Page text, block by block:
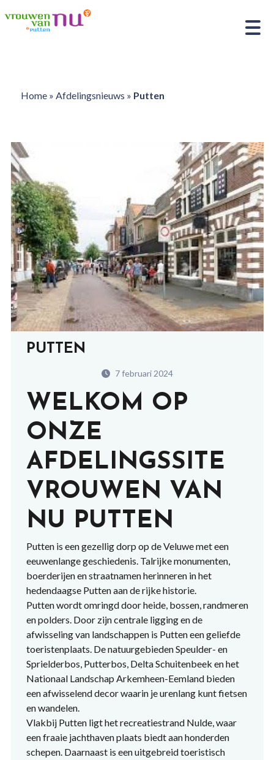
Home» Afdelingsnieuws » Putten
PUTTEN
7 februari 2024
WELKOM OP
ONZE
AFDELINGSSITE
VROUWEN VAN
NU PUTTEN
Putten is een gezellig dorp op de Veluwe met een
eeuwenlange geschiedenis. Talrijke monumenten,
boerderijen en straatnamen herinneren in het
hedendaagse Putten aan de rijke historie.
Putten wordt omringd door heide, bossen, randmeren
en polders. Door zijn centrale ligging en de
afwisseling van landschappen is Putten een geliefde
toeristenplaats. De natuurgebieden Speulder- en
Sprielderbos, Putterbos, Delta Schuitenbeek en het
Nationaal Landschap Arkemheen-Eemland bieden
een afwisselend decor waarin je urenlang kunt fietsen
en wandelen.
Vlakbij Putten ligt het recreatiestrand Nulde, waar
een fraaie jachthaven plaats biedt aan honderden
schepen. Daarnaast is een uitgebreid toeristisch